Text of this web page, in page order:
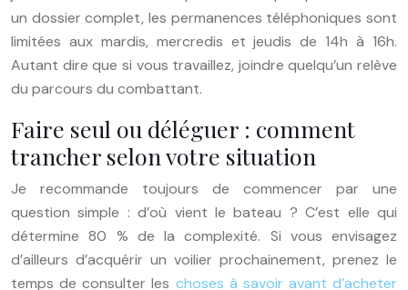
un dossier complet, les permanences téléphoniques sont
limitées aux mardis, mercredis et jeudis de 14h à 16h.
Autant dire que si vous travaillez, joindre quelqu’un relève
du parcours du combattant.
Faire seul ou déléguer : comment
trancher selon votre situation
Je recommande toujours de commencer par une
question simple : d’où vient le bateau ? C’est elle qui
détermine 80 % de la complexité. Si vous envisagez
d’ailleurs d’acquérir un voilier prochainement, prenez le
temps de consulter les choses à savoir avant d’acheter